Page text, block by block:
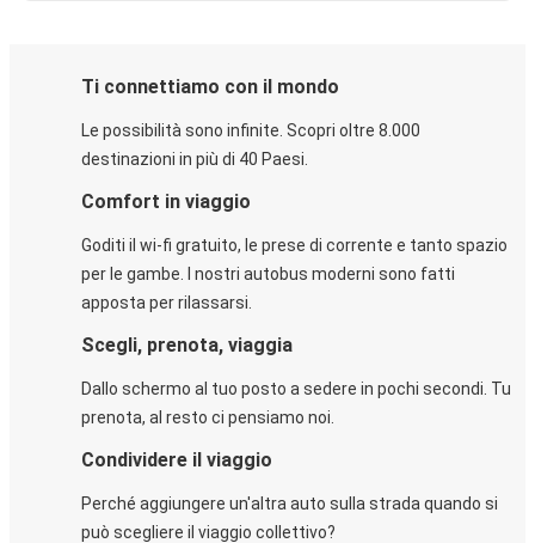
Ti connettiamo con il mondo
Le possibilità sono infinite. Scopri oltre 8.000
destinazioni in più di 40 Paesi.
Comfort in viaggio
Goditi il wi-fi gratuito, le prese di corrente e tanto spazio
per le gambe. I nostri autobus moderni sono fatti
apposta per rilassarsi.
Scegli, prenota, viaggia
Dallo schermo al tuo posto a sedere in pochi secondi. Tu
prenota, al resto ci pensiamo noi.
Condividere il viaggio
Perché aggiungere un'altra auto sulla strada quando si
può scegliere il viaggio collettivo?